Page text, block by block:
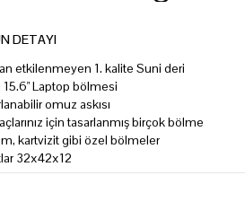
DETAYI
etkilenmeyen 1. kalite Suni deri
15.6" Laptop bölmesi
omuz askısı
için tasarlanmış birçok bölme
kartvizit gibi özel bölmeler
32x42x12